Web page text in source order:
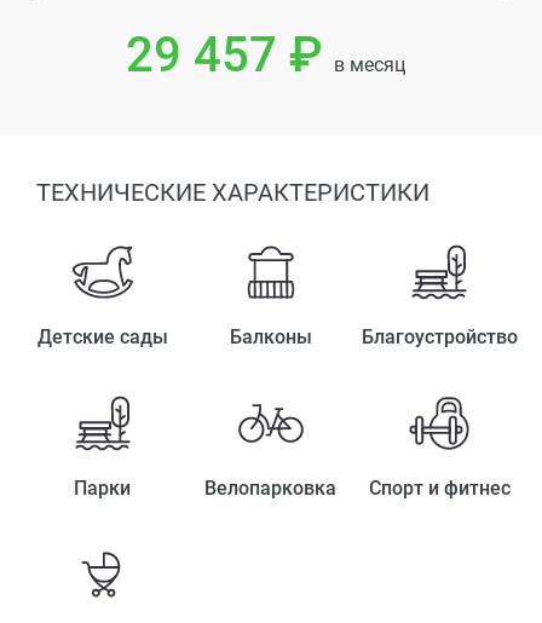
29 457 ₽ в месяц
ТЕХНИЧЕСКИЕ ХАРАКТЕРИСТИКИ
Детские сады Балконы Благоустройство
Парки Велопарковка Спорт и фитнес